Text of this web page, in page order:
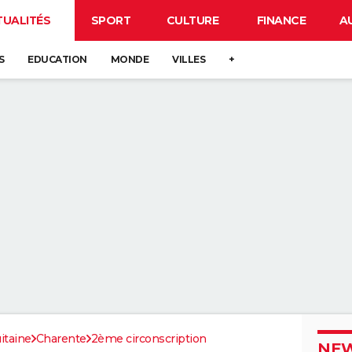
SPORT CULTURE FINANCE
EDUCATION MONDE VILLES +
Charente 2ème circonscription